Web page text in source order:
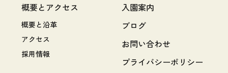
概要とアクセス
概要と沿革
アクセス
採用情報
入園案内
ブログ
お問い合わせ
プライバシーポリシー